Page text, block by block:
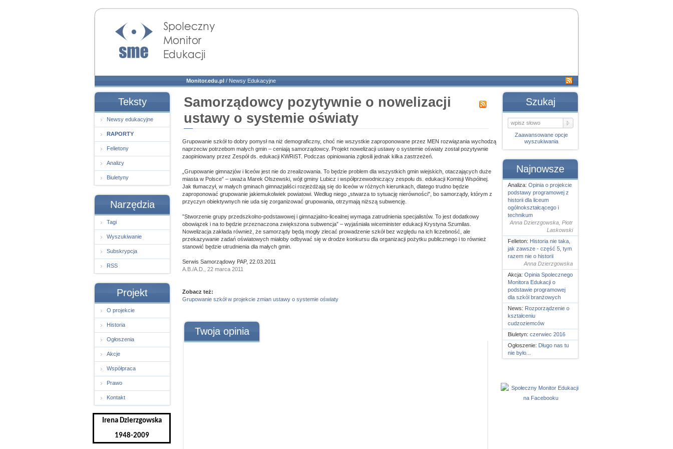
Społeczny Monitor
Edukacji
Monitor.edu.pl / Newsy Edukacyjne
Teksty
Newsy edukacyjne
RAPORTY
Felietony
Analizy
Biuletyny
Narzędzia
Tagi
Wyszukiwanie
Subskrypcja
RSS
Projekt
O projekcie
Historia
Ogłoszenia
Akcje
Współpraca
Prawo
Kontakt
Irena Dzierzgowska
1948-2009
Samorządowcy pozytywnie o nowelizacji
ustawy o systemie oświaty
Grupowanie szkół to dobry pomysł na niż demograficzny, choć nie wszystkie zaproponowane przez MEN rozwiązania wychodzą
naprzeciw potrzebom małych gmin – ceniają samorządowcy. Projekt nowelizacji ustawy o systemie oświaty został pozytywnie
zaopiniowany przez Zespół ds. edukacji KWRiST. Podczas opiniowania zgłosili jednak kilka zastrzeżeń.
„Grupowanie gimnazjów i liceów jest nie do zrealizowania. To będzie problem dla wszystkich gmin wiejskich, otaczających duże
miasta w Polsce” – uważa Marek Olszewski, wójt gminy Lubicz i współprzewodniczący zespołu ds. edukacji Komisji Wspólnej.
Jak tłumaczył, w małych gminach gimnazjaliści rozjeżdżają się do liceów w różnych kierunkach, dlatego trudno będzie
zaproponować grupowanie jakiemukolwiek powiatowi. Według niego „stwarza to sytuację nierówności", bo samorządy, którym z
przyczyn obiektywnych nie uda się zorganizować grupowania, otrzymają niższą subwencję.
”Stworzenie grupy przedszkolno-podstawowej i gimnazjalno-licealnej wymaga zatrudnienia specjalistów. To jest dodatkowy
obowiązek i na to będzie przeznaczona zwiększona subwencja” – wyjaśniała wiceminister edukacji Krystyna Szumilas.
Nowelizacja zakłada również, że samorządy będą mogły zlecać prowadzenie szkół bez względu na ich liczebność, ale
przekazywanie zadań oświatowych miałoby odbywać się w drodze konkursu dla organizacji pożytku publicznego i to również
stanowić będzie utrudnienia dla małych gmin.
Serwis Samorządowy PAP, 22.03.2011
A.B./A.D., 22 marca 2011
Zobacz też:
Grupowanie szkół w projekcie zmian ustawy o systemie oświaty
Twoja opinia
Szukaj
Zaawansowane opcje
wyszukiwania
Najnowsze
Analiza: Opinia o projekcie
podstawy programowej z
historii dla liceum
ogólnokształcącego i
technikum
Anna Dzierzgowska, Piotr
Laskowski
Felieton: Historia nie taka,
jak zawsze - część 5, tym
razem nie o historii
Anna Dzierzgowska
Akcja: Opinia Spolecznego
Monitora Edukacji o
podstawie programowej
dla szkól branżowych
News: Rozporządzenie o
kształceniu
cudzoziemców
Biuletyn: czerwiec 2016
Ogłoszenie: Długo nas tu
nie było...